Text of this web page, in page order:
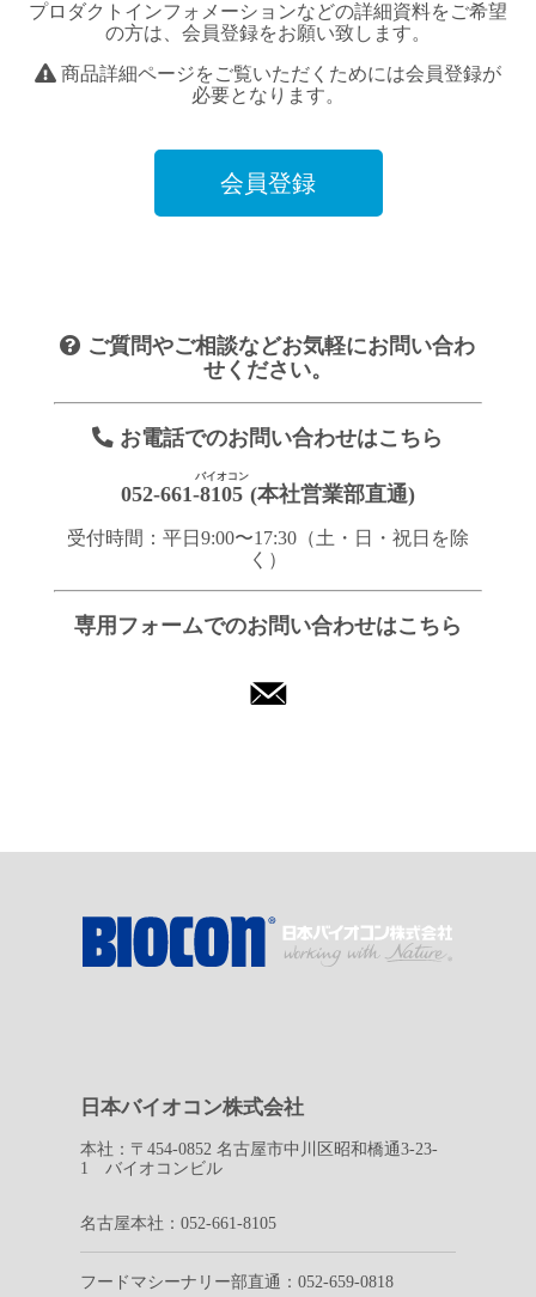
プロダクトインフォメーションなどの詳細資料をご希望
の方は、会員登録をお願い致します。
商品詳細ページをご覧いただくためには会員登録が
必要となります。
会員登録
ご質問やご相談などお気軽にお問い合わ
せください。
お電話でのお問い合わせはこちら
052-661-8105
バイオコン
(本社営業部直通)
受付時間：平日9:00〜17:30（土・日・祝日を除
く）
専用フォームでのお問い合わせはこちら
日本バイオコン株式会社
本社：〒454-0852 名古屋市中川区昭和橋通3-23-
1 バイオコンビル
名古屋本社：052-661-8105
フードマシーナリー部直通：052-659-0818